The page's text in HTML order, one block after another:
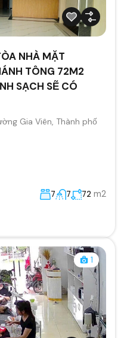
NHÀ MẶT
TÔNG 72M2
SẠCH SẼ CÓ
Gia Viên, Thành phố
7 7 72 m2
1